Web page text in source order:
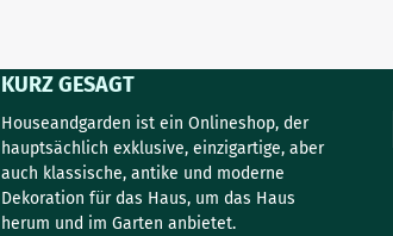
KURZ GESAGT
Houseandgarden ist ein Onlineshop, der
hauptsächlich exklusive, einzigartige, aber
auch klassische, antike und moderne
Dekoration für das Haus, um das Haus
herum und im Garten anbietet.